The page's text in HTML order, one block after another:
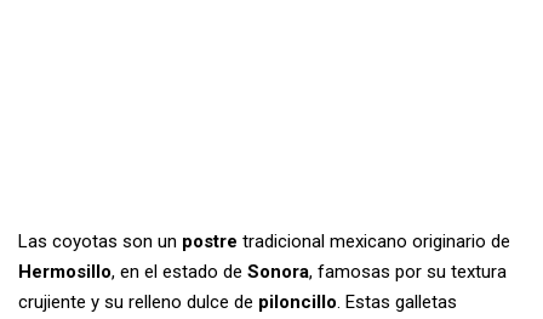
Las coyotas son un postre tradicional mexicano originario de
Hermosillo, en el estado de Sonora, famosas por su textura
crujiente y su relleno dulce de piloncillo . Estas galletas